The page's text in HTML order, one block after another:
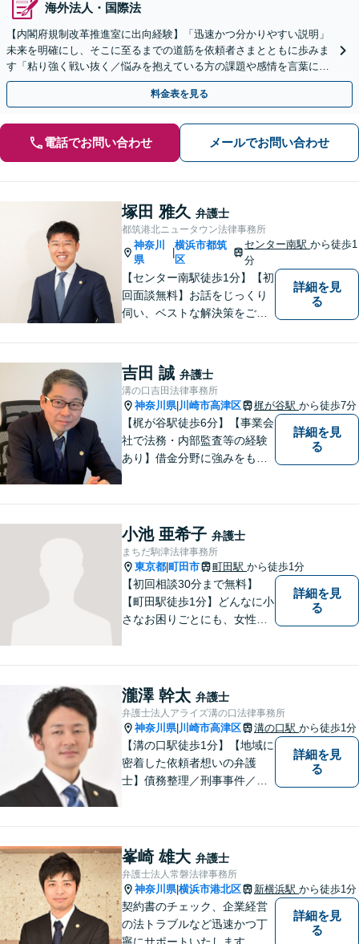
海外法人・国際法
【内閣府規制改革推進室に出向経験】「迅速かつ分かりやすい説明」
未来を明確にし、そこに至るまでの道筋を依頼者さまとともに歩みま
す「粘り強く戦い抜く／悩みを抱えている方の課題や感情を言葉にす
るサポート」【電話・メール相談可】【休日・夜間相談可】
料金表を見る
電話でお問い合わせ メールでお問い合わせ
塚田 雅久 弁護士
都筑港北ニュータウン法律事務所
神奈川
県
横浜市都筑
区
センター南駅から徒歩1
分
【センター南駅徒歩1分】【初
回面談無料】お話をじっくり
伺い、ベストな解決策をご一
す。【夜間／休日対応可能】
難解な用語は極力用いずに平
易かつ具体的な説明を心がけ
ていますので、まずは一度お
気軽にご相談頂ければと思い
ます。
詳細を見
る
吉田 誠 弁護士
溝の口吉田法律事務所
神奈川県| 川崎市高津区 梶が谷駅 から徒歩7分
【梶が谷駅徒歩6分】【事業会
社で法務・内部監査等の経験
あり】借金分野に強みをも
作りに尽力しています。【初
回無料相談】【東京・神奈川
エリア】
詳細を見
る
小池 亜希子 弁護士
まちだ駒津法律事務所
東京都 町田市 町田駅 から徒歩1分
【初回相談30分まで無料】
【町田駅徒歩1分】どんなに小
さなお困りごとにも、女性弁
詳細を見
る
瀧澤 幹太 弁護士
弁護士法人アライズ溝の口法律事務所
神奈川県| 川崎市高津区 溝の口駅 から徒歩1分
【溝の口駅徒歩1分】【地域に
密着した依頼者想いの弁護
士】債務整理／刑事事件／離
弁護を進めてまいります。ま
ずはお気軽にご相談くださ
い。
詳細を見
る
峯崎 雄大 弁護士
弁護士法人常磐法律事務所
神奈川県|横浜市港北区 新横浜駅 から徒歩1分
契約書のチェック、企業経営
の法トラブルなど迅速かつ丁
寧にサポートいたします。ど
詳細を見
る